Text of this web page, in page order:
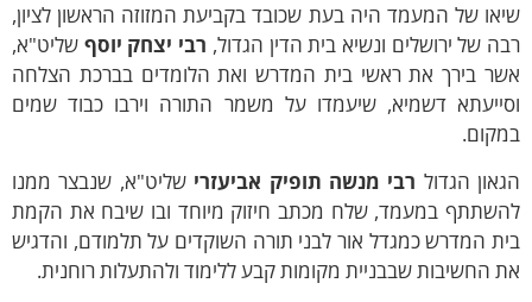
של המעמד היה בעת שכובד בקביעת המזוזה הראשון לציון,
של ירושלים ונשיא בית הדין הגדול,רבי יצחק יוסףשליט"א,
בירך את ראשי בית המדרש ואת הלומדים בברכת הצלחה
דשמיא, שיעמדו על משמר התורה וירבו כבוד שמים
הגדולרבי מנשה תופיק אביעזרישליט"א, שנבצר ממנו
במעמד, שלח מכתב חיזוק מיוחד ובו שיבח את הקמת
המדרש כמגדל אור לבני תורה השוקדים על תלמודם, והדגיש
החשיבות שבבניית מקומות קבע ללימוד ולהתעלות רוחנית.